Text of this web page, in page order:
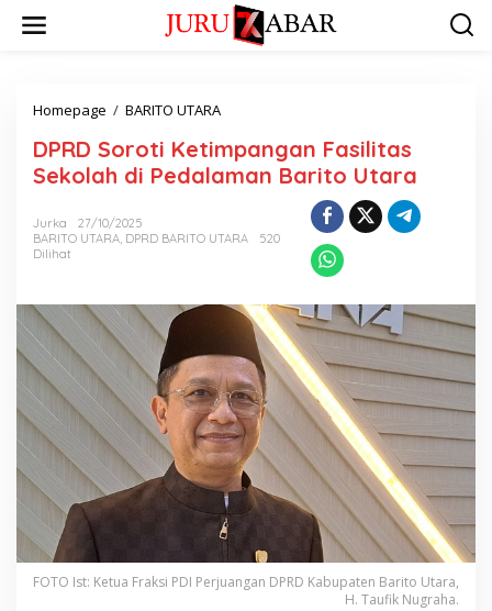
Homepage / BARITO UTARA
DPRD Soroti Ketimpangan Fasilitas
Sekolah di Pedalaman Barito Utara
Jurka
27/10/2025
BARITO UTARA, DPRD BARITO UTARA
520
Dilihat
FOTO Ist: Ketua Fraksi PDI Perjuangan DPRD Kabupaten Barito Utara,
H. Taufik Nugraha.